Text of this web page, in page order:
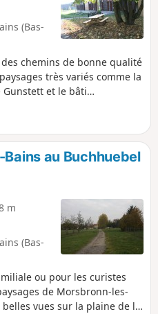
(Bas-
chemins de bonne qualité
très variés comme la
Gunstett et le bâti
au Buchhuebel
m
(Bas-
ou pour les curistes
de Morsbronn-les-
vues sur la plaine de la